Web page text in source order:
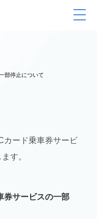
部停止について
カード乗車券サービ
す。
券サービスの一部